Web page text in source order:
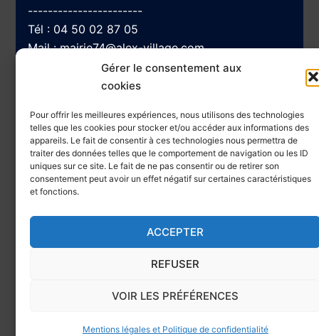
Gérer le consentement aux
cookies
Pour offrir les meilleures expériences, nous utilisons des technologies
telles que les cookies pour stocker et/ou accéder aux informations des
appareils. Le fait de consentir à ces technologies nous permettra de
traiter des données telles que le comportement de navigation ou les ID
uniques sur ce site. Le fait de ne pas consentir ou de retirer son
consentement peut avoir un effet négatif sur certaines caractéristiques
et fonctions.
ACCEPTER
REFUSER
VOIR LES PRÉFÉRENCES
Mentions légales et Politique de confidentialité
-----------------------
Tél : 04 50 02 87 05
Mail :mairie74@alex-village.com
Accessibilité
Plan du site
Mentions Légales et Politique de confidentialité
© 2026 Mairie d'Alex - Haute-Savoie.
Conception
Kreations Web